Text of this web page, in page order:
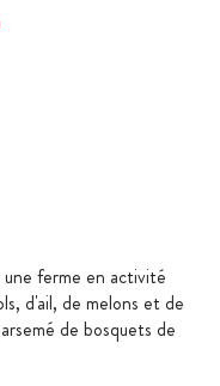
ferme en activité
d'ail, de melons et de
de bosquets de